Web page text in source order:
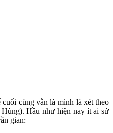
cùng vẫn là mình là xét theo
Hầu như hiện nay ít ai sử
gian: